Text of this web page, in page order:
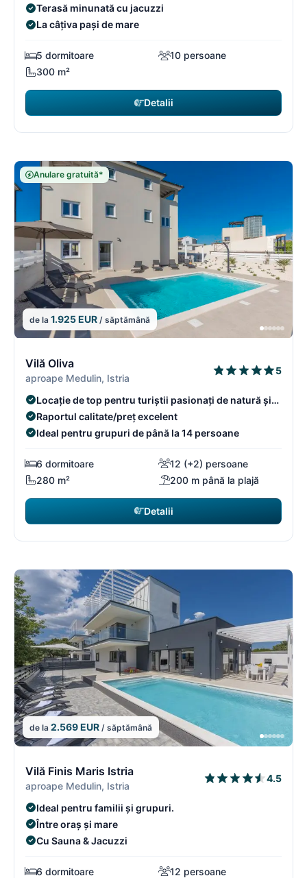
Terasă minunată cu jacuzzi
La câțiva pași de mare
5 dormitoare
10 persoane
300 m²
Detalii
Anulare gratuită*
de la 1.925 EUR / săptămână
Vilă Oliva
aproape Medulin, Istria
5
Locație de top pentru turiștii pasionați de natură și
aventură.
Raportul calitate/preț excelent
Ideal pentru grupuri de până la 14 persoane
6 dormitoare
12 (+2) persoane
280 m²
200 m până la plajă
Detalii
de la 2.569 EUR / săptămână
Vilă Finis Maris Istria
aproape Medulin, Istria
4.5
Ideal pentru familii și grupuri.
Între oraș și mare
Cu Sauna & Jacuzzi
6 dormitoare
12 persoane